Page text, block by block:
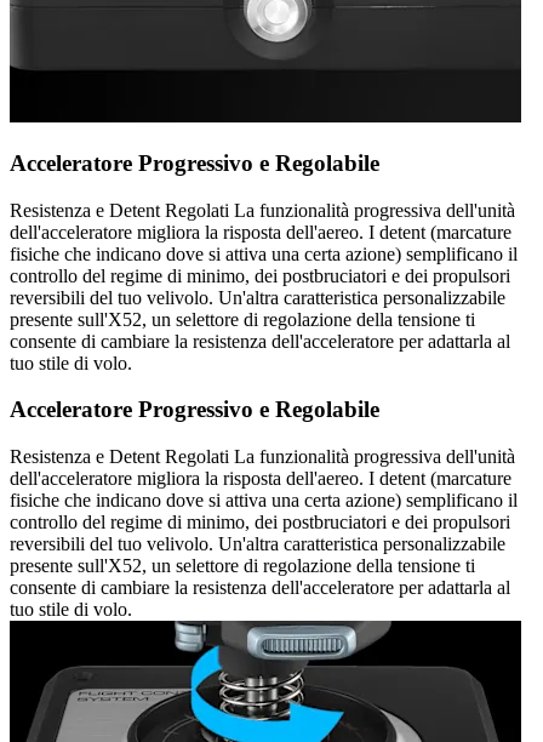
Acceleratore Progressivo e Regolabile
Resistenza e Detent Regolati La funzionalità progressiva dell'unità
dell'acceleratore migliora la risposta dell'aereo. I detent (marcature
fisiche che indicano dove si attiva una certa azione) semplificano il
controllo del regime di minimo, dei postbruciatori e dei propulsori
reversibili del tuo velivolo. Un'altra caratteristica personalizzabile
presente sull'X52, un selettore di regolazione della tensione ti
consente di cambiare la resistenza dell'acceleratore per adattarla al
tuo stile di volo.
Acceleratore Progressivo e Regolabile
Resistenza e Detent Regolati La funzionalità progressiva dell'unità
dell'acceleratore migliora la risposta dell'aereo. I detent (marcature
fisiche che indicano dove si attiva una certa azione) semplificano il
controllo del regime di minimo, dei postbruciatori e dei propulsori
reversibili del tuo velivolo. Un'altra caratteristica personalizzabile
presente sull'X52, un selettore di regolazione della tensione ti
consente di cambiare la resistenza dell'acceleratore per adattarla al
tuo stile di volo.